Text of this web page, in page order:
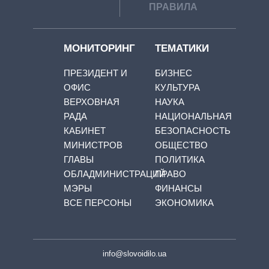
ПРАВИЛА
МОНИТОРИНГ
ПРЕЗИДЕНТ И
ОФИС
ВЕРХОВНАЯ
РАДА
КАБИНЕТ
МИНИСТРОВ
ГЛАВЫ
ОБЛАДМИНИСТРАЦИЙ
МЭРЫ
ВСЕ ПЕРСОНЫ
ТЕМАТИКИ
БИЗНЕС
КУЛЬТУРА
НАУКА
НАЦИОНАЛЬНАЯ
БЕЗОПАСНОСТЬ
ОБЩЕСТВО
ПОЛИТИКА
ПРАВО
ФИНАНСЫ
ЭКОНОМИКА
info@slovoidilo.ua